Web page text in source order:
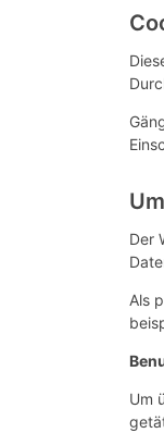
Der
Als
Um